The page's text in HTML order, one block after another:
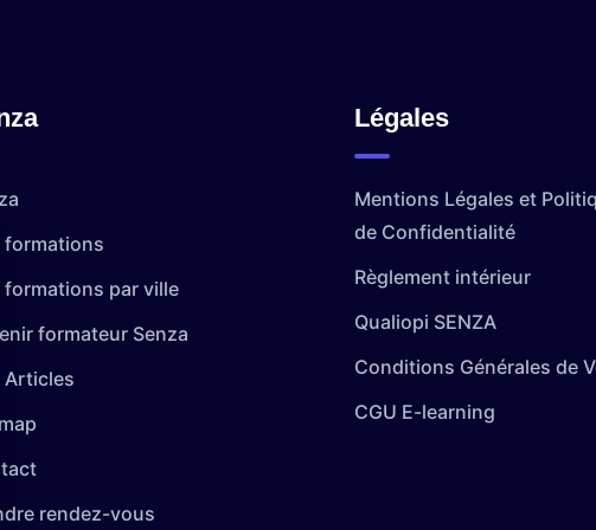
formations
formations par ville
formateur Senza
Articles
rendez-vous
Légales
Mentions Légales et
de Confidentialité
Règlement intérieur
Qualiopi SENZA
Conditions Générales de
CGU E-learning